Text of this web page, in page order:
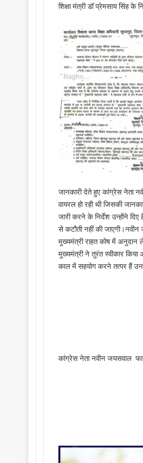
शिक्षा मंत्री डॉ प्रेमसाय सिंह के
जानकारी देते हुए कांग्रेस नेता
वायरल हो रही थी जिसकी
जारी करने के निर्देश उन्होंने
से कटौती नहीं की
मुख्यमंत्री राहत कोष में अनुदान
मुख्यमंत्री ने तुरंत स्वीकार
काल में सहयोग करने तत्पर हैं
कांग्रेस नेता नवीन जयसवाल